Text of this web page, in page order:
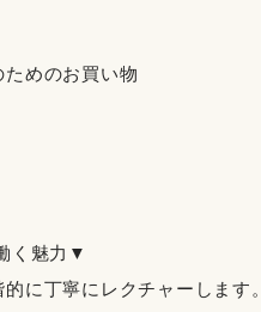
めのお買い物
く魅力▼
に丁寧にレクチャーします。